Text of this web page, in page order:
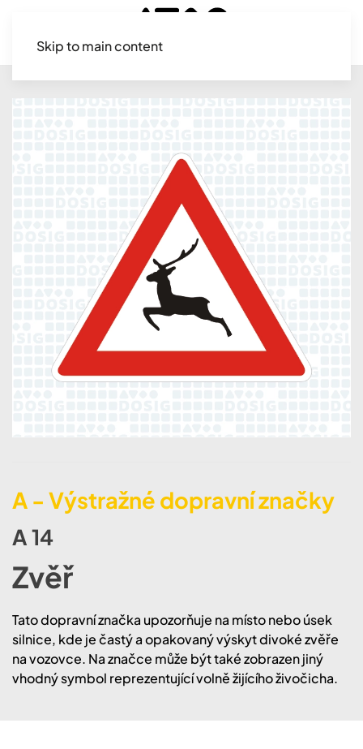
Skip to main content
A - Výstražné dopravní značky
A 14
Zvěř
Tato dopravní značka upozorňuje na místo nebo úsek
silnice, kde je častý a opakovaný výskyt divoké zvěře
na vozovce. Na značce může být také zobrazen jiný
vhodný symbol reprezentující volně žijícího živočicha.